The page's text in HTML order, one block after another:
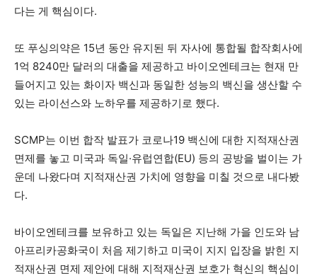
다는 게 핵심이다.
또 푸싱의약은 15년 동안 유지된 뒤 자사에 통합될 합작회사에
1억 8240만 달러의 대출을 제공하고 바이오엔테크는 현재 만
들어지고 있는 화이자 백신과 동일한 성능의 백신을 생산할 수
있는 라이선스와 노하우를 제공하기로 했다.
SCMP는 이번 합작 발표가 코로나19 백신에 대한 지적재산권
면제를 놓고 미국과 독일·유럽연합(EU) 등의 공방을 벌이는 가
운데 나왔다며 지적재산권 가치에 영향을 미칠 것으로 내다봤
다.
바이오엔테크를 보유하고 있는 독일은 지난해 가을 인도와 남
아프리카공화국이 처음 제기하고 미국이 지지 입장을 밝힌 지
적재산권 면제 제안에 대해 지적재산권 보호가 혁신의 핵심이